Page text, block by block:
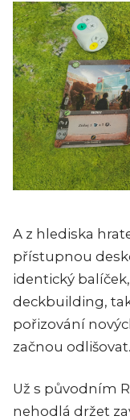
A z hlediska
přístupnou
identický
deckbuilding,
pořizování
začnou odlišovat.
Už s původním
nehodlá držet